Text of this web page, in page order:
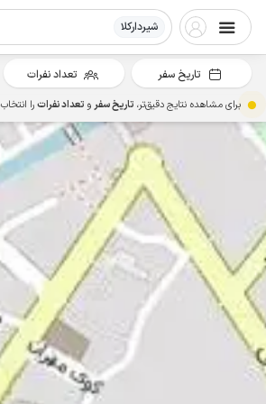
شیردارکلا
تاریخ سفر تعداد نفرات
برای مشاهده نتایج دقیق‌تر، تاریخ سفرو تعداد نفراترا